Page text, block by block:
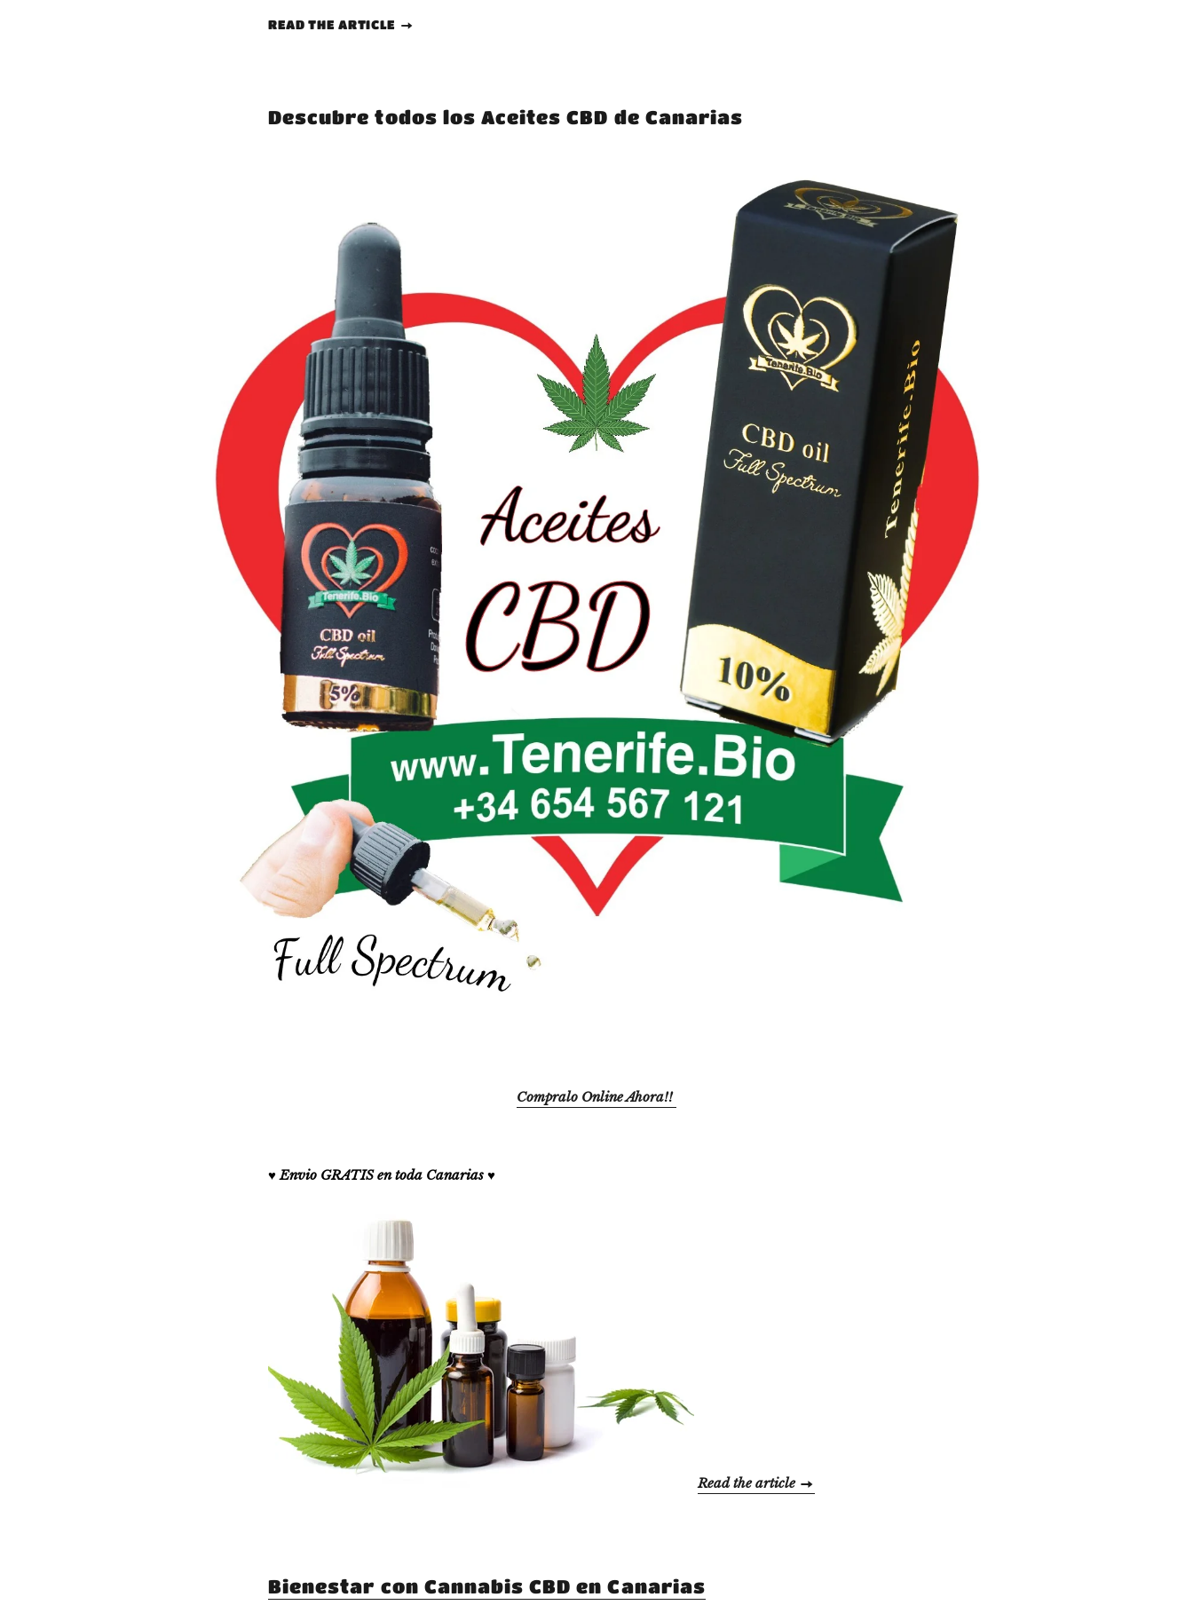
READ THE ARTICLE
Descubre todos los Aceites CBD de Canarias
Compralo Online Ahora!!
♥️ Envio GRATIS en toda Canarias ♥️
Read the article
Bienestar con Cannabis CBD en Canarias